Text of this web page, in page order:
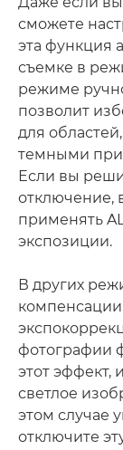
сможете
эта функция
съемке в
режиме
позволит
для
темными при
Если вы
отключение,
применять
экспозиции.
В других
фотографии
этот эффект,
светлое
этом случае
отключите